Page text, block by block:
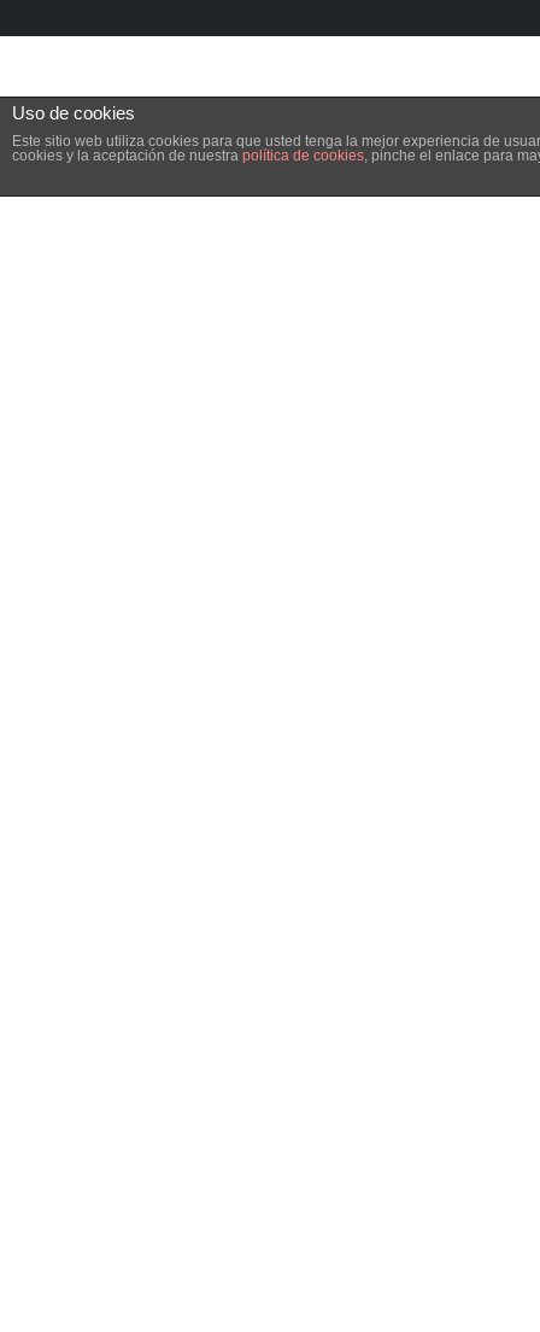
Uso de cookies
Este sitio web utiliza cookies para que usted tenga la mejor experiencia de
cookies y la aceptación de nuestra política de cookies, pinche el enlace para